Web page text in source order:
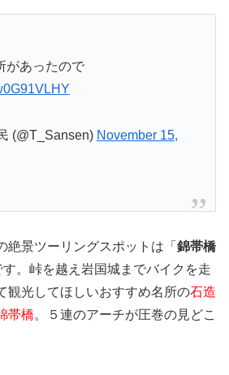
があったので
(@T_Sansen) November 15,
絶景ツーリングスポットは「 錦帯橋
。峠を越え岩国城までバイクを走
観光してほしいおすすめ名所の石造
帯橋。５連のアーチが圧巻の見どこ